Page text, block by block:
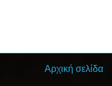
Αρχική σελίδα